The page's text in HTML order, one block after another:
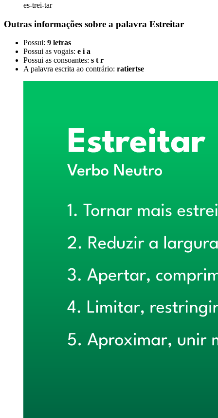
es-trei-tar
Outras informações sobre a palavra Estreitar
Possui: 9 letras
Possui as vogais: e i a
Possui as consoantes: s t r
A palavra escrita ao contrário: ratiertse